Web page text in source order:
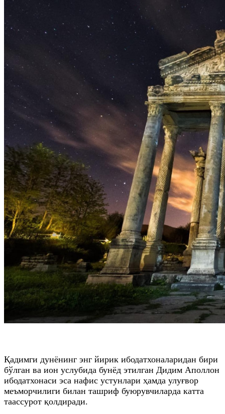
Қадимги дунёнинг энг йирик ибодатхоналаридан бири
бўлган ва ион услубида бунёд этилган Дидим Аполлон
ибодатхонаси эса нафис устунлари ҳамда улуғвор
меъморчилиги билан ташриф буюрувчиларда катта
таассурот қолдиради.